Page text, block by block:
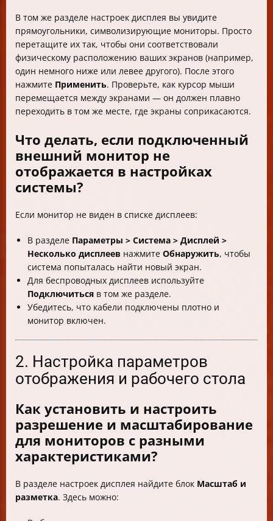
В том же разделе настроек дисплея вы увидите
прямоугольники, символизирующие мониторы. Просто
перетащите их так, чтобы они соответствовали
физическому расположению ваших экранов (например,
один немного ниже или левее другого). После этого
нажмите Применить. Проверьте, как курсор мыши
перемещается между экранами — он должен плавно
переходить в том же месте, где экраны соприкасаются.
Что делать, если подключенный
внешний монитор не
отображается в настройках
системы?
Если монитор не виден в списке дисплеев:
В разделе Параметры > Система > Дисплей >
Несколько дисплеев нажмите Обнаружить, чтобы
система попыталась найти новый экран.
Для беспроводных дисплеев используйте
Подключиться в том же разделе.
Убедитесь, что кабели подключены плотно и
монитор включен.
2. Настройка параметров
отображения и рабочего стола
Как установить и настроить
разрешение и масштабирование
для мониторов с разными
характеристиками?
В разделе настроек дисплея найдите блок Масштаб и
разметка. Здесь можно: